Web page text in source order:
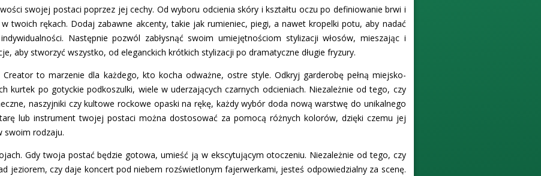
swojej postaci poprzez jej cechy. Od wyboru odcienia skóry i kształtu oczu po definiowanie brwi i
twoich rękach. Dodaj zabawne akcenty, takie jak rumieniec, piegi, a nawet kropelki potu, aby nadać
Następnie pozwól zabłysnąć swoim umiejętnościom stylizacji włosów, mieszając i
aby stworzyć wszystko, od eleganckich krótkich stylizacji po dramatyczne długie fryzury.
to marzenie dla każdego, kto kocha odważne, ostre style. Odkryj garderobę pełną miejsko-
kurtek po gotyckie podkoszulki, wiele w uderzających czarnych odcieniach. Niezależnie od tego, czy
naszyjniki czy kultowe rockowe opaski na rękę, każdy wybór doda nową warstwę do unikalnego
lub instrument twojej postaci można dostosować za pomocą różnych kolorów, dzięki czemu jej
swoim rodzaju.
Gdy twoja postać będzie gotowa, umieść ją w ekscytującym otoczeniu. Niezależnie od tego, czy
jeziorem, czy daje koncert pod niebem rozświetlonym fajerwerkami, jesteś odpowiedzialny za scenę.